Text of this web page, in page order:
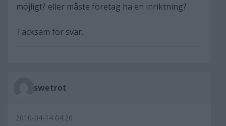
möjligt? eller måste företag ha en inriktning?
Tacksam för svar.
swetrot
2010-04-14 04:20